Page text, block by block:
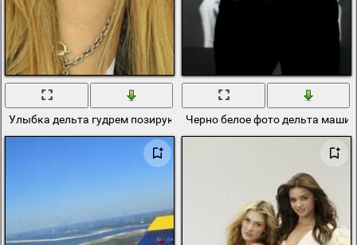
Улыбка дельта гудрем позирующей на фоне досок
Черно белое фото дельта